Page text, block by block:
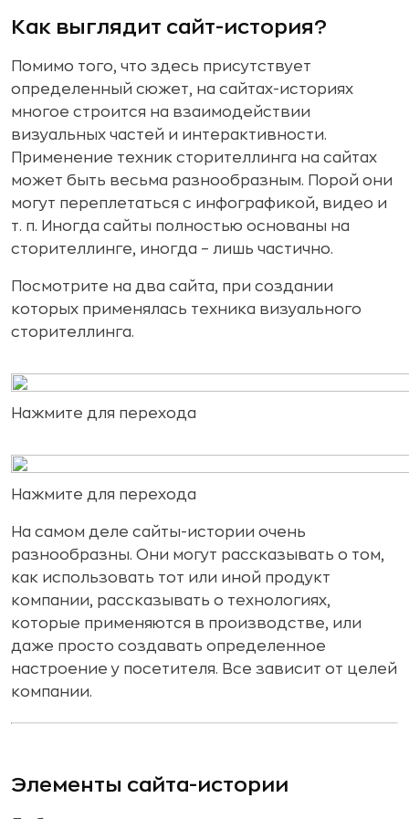
Как выглядит сайт-история?
Помимо того, что здесь присутствует
определенный сюжет, на сайтах-историях
многое строится на взаимодействии
визуальных частей и интерактивности.
Применение техник сторителлинга на сайтах
может быть весьма разнообразным. Порой они
могут переплетаться с инфографикой, видео и
т. п. Иногда сайты полностью основаны на
сторителлинге, иногда – лишь частично.
Посмотрите на два сайта, при создании
которых применялась техника визуального
сторителлинга.
Нажмите для перехода
Нажмите для перехода
На самом деле сайты-истории очень
разнообразны. Они могут рассказывать о том,
как использовать тот или иной продукт
компании, рассказывать о технологиях,
которые применяются в производстве, или
даже просто создавать определенное
настроение у посетителя. Все зависит от целей
компании.
Элементы сайта-истории